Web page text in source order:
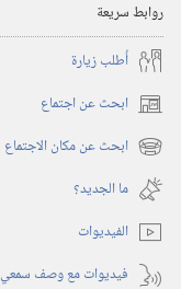
روابط سريعة
أُطلب زيارة
ابحث عن اجتماع (يفتح
نافذة ابحث عن مكان الاجتماع (يفتح
نافذة
جديدة)
ما الجديد؟‏
الفيديوات
فيديوات مع وصف سمعي